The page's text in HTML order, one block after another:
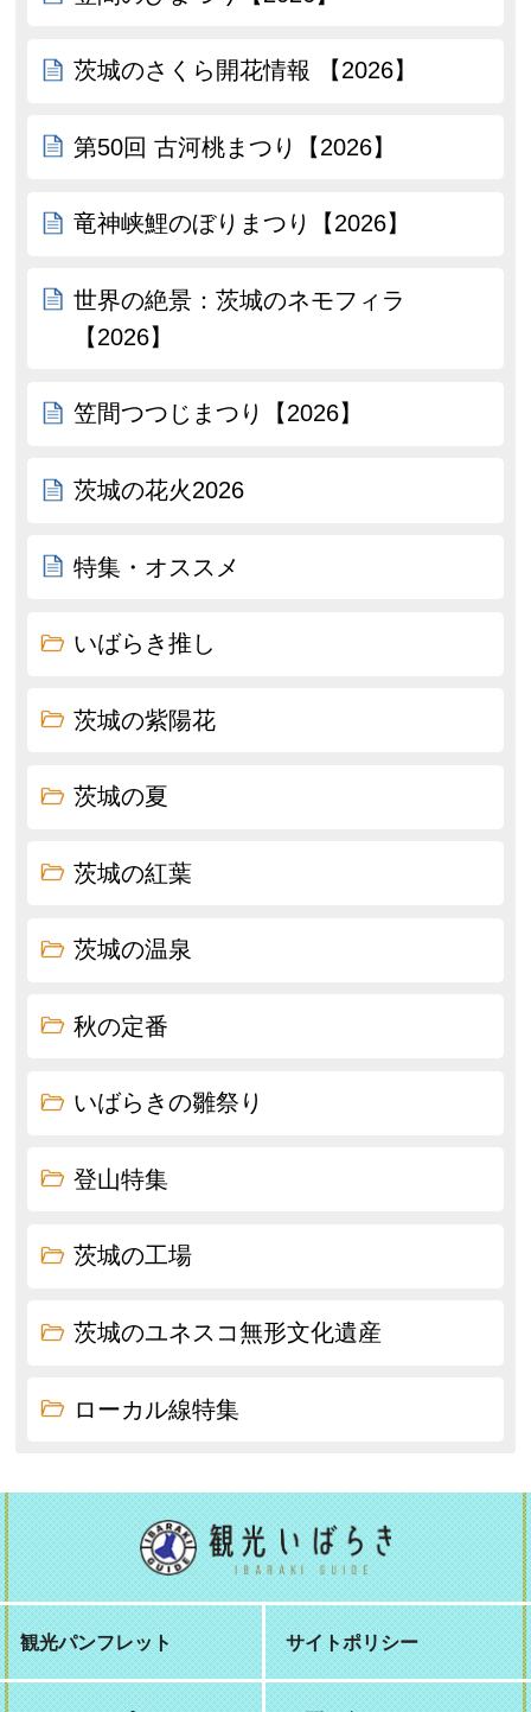
茨城のさくら開花情報 【2026】
第50回 古河桃まつり【2026】
竜神峡鯉のぼりまつり【2026】
世界の絶景：茨城のネモフィラ
【2026】
笠間つつじまつり【2026】
茨城の花火2026
特集・オススメ
いばらき推し
茨城の紫陽花
茨城の夏
茨城の紅葉
茨城の温泉
秋の定番
いばらきの雛祭り
登山特集
茨城の工場
茨城のユネスコ無形文化遺産
ローカル線特集
観光パンフレット サイトポリシー